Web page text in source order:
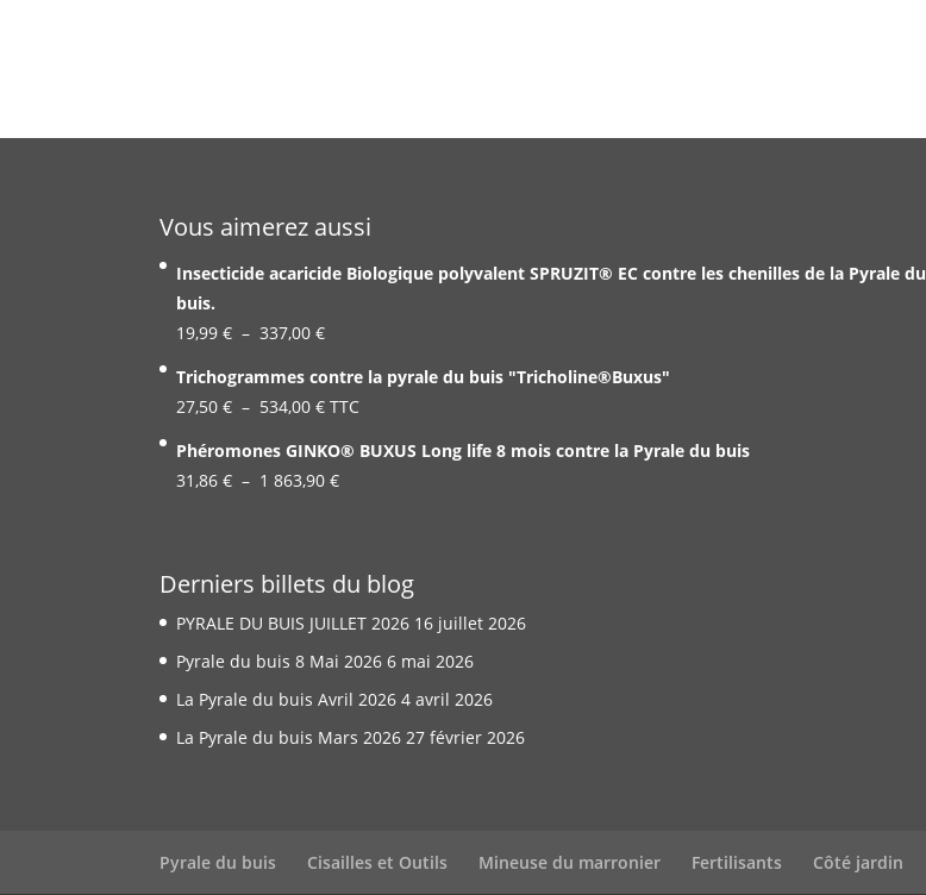
Vous aimerez aussi
Insecticide acaricide Biologique polyvalent SPRUZIT® EC contre les chenilles de la Pyrale du
buis.
19,99€ – 337,00€Plage
prix :
19,99 €
à
337,00 €
Trichogrammes contre la pyrale du buis "Tricholine®Buxus"
27,50€ – 534,00€Plage
prix :
27,50 €
TTC
Phéromones GINKO® BUXUS Long life 8 mois contre la Pyrale du buis
31,86€ – 1 863,90€Plage
à
1
863,90 €
Derniers billets du blog
PYRALE DU BUIS JUILLET 2026 16 juillet 2026
Pyrale du buis 8 Mai 2026 6 mai 2026
La Pyrale du buis Avril 2026 4 avril 2026
La Pyrale du buis Mars 2026 27 février 2026
Pyrale du buis Cisailles et Outils Mineuse du marronier Fertilisants Côté jardin